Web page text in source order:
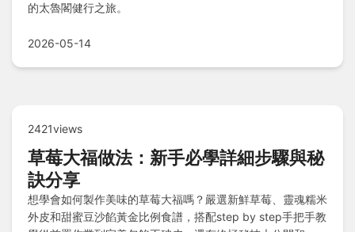
的太魯閣健行之旅。
2026-05-14
2421views
草莓大福做法：新手必學詳細步驟與秘
訣分享
想學會如何製作美味的草莓大福嗎？嚴選新鮮草莓、靈魂糯米
外皮和甜蜜豆沙餡黃金比例食譜，搭配step by step手把手教